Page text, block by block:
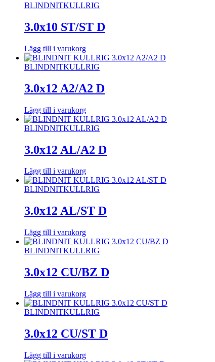
BLINDNITKULLRIG
3.0x10 ST/ST D
Lägg till i varukorg
BLINDNITKULLRIG
3.0x12 A2/A2 D
Lägg till i varukorg
BLINDNITKULLRIG
3.0x12 AL/A2 D
Lägg till i varukorg
BLINDNITKULLRIG
3.0x12 AL/ST D
Lägg till i varukorg
BLINDNITKULLRIG
3.0x12 CU/BZ D
Lägg till i varukorg
BLINDNITKULLRIG
3.0x12 CU/ST D
Lägg till i varukorg